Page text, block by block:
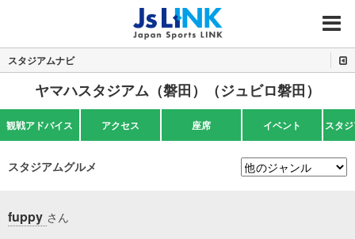
MENU
スタジアムナビ
ヤマハスタジアム（磐田）（ジュビロ磐田）
観戦アドバイス アクセス 座席 イベント スタ
スタジアムグルメ
fuppy さん